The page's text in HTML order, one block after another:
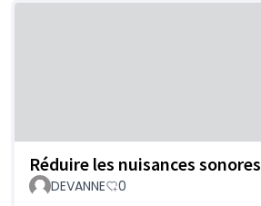
Réduire les nuisances sonores
DEVANNE 0